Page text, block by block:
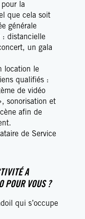
la
que cela soit
générale
: distancielle
un gala
location le
qualifiés :
de vidéo
sonorisation et
afin de
de Service
A
POUR VOUS ?
qui s’occupe